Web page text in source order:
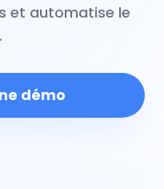
et automatise le
démo